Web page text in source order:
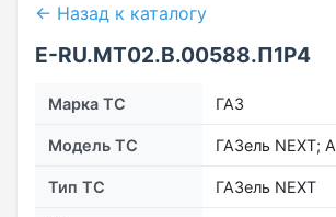
← Назад к каталогу
E-RU.МТ02.B.00588.П1Р4
Марка ТС ГАЗ
Модель ТС ГАЗель NEXT; А
Тип ТС ГАЗель NEXT